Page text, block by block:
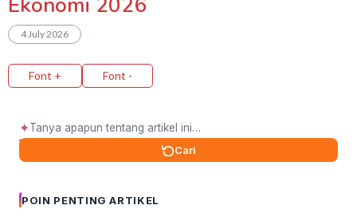
4 July 2026
Font + Font -
✦
Cari
POIN PENTING ARTIKEL